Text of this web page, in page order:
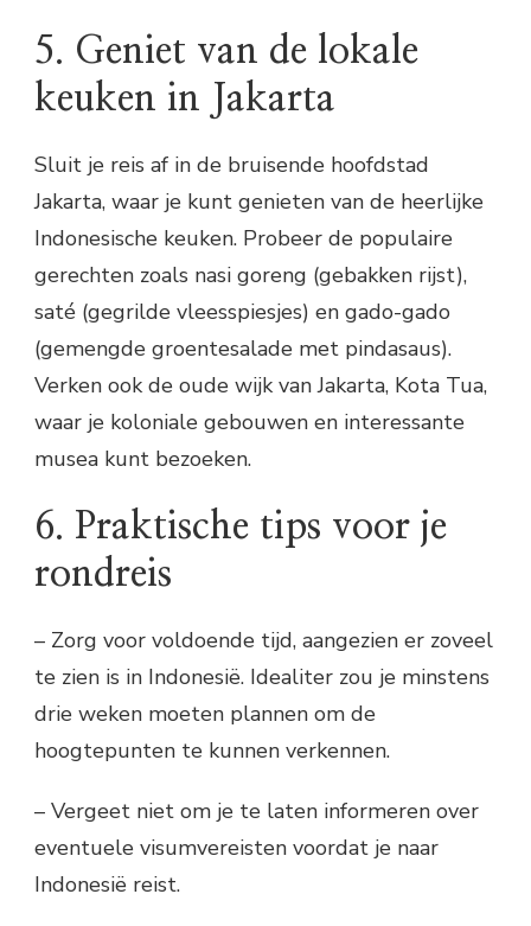
5. Geniet van de lokale
keuken in Jakarta
Sluit je reis af in de bruisende hoofdstad
Jakarta, waar je kunt genieten van de heerlijke
Indonesische keuken. Probeer de populaire
gerechten zoals nasi goreng (gebakken rijst),
saté (gegrilde vleesspiesjes) en gado-gado
(gemengde groentesalade met pindasaus).
Verken ook de oude wijk van Jakarta, Kota Tua,
waar je koloniale gebouwen en interessante
musea kunt bezoeken.
6. Praktische tips voor je
rondreis
– Zorg voor voldoende tijd, aangezien er zoveel
te zien is in Indonesië. Idealiter zou je minstens
drie weken moeten plannen om de
hoogtepunten te kunnen verkennen.
– Vergeet niet om je te laten informeren over
eventuele visumvereisten voordat je naar
Indonesië reist.